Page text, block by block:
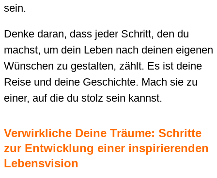
sein.
Denke daran, dass jeder Schritt, den du
machst, um dein Leben nach deinen eigenen
Wünschen zu gestalten, zählt. Es ist deine
Reise und deine Geschichte. Mach sie zu
einer, auf die du stolz sein kannst.
Verwirkliche Deine Träume: Schritte
zur Entwicklung einer inspirierenden
Lebensvision